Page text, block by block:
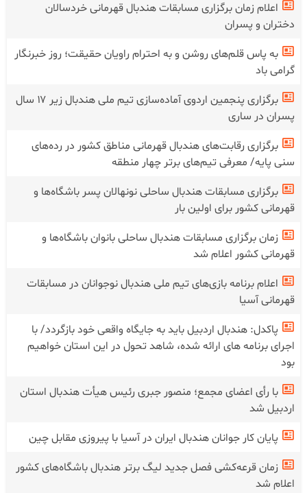
اعلام زمان برگزاری مسابقات هندبال قهرمانی خردسالان
دختران و پسران
به پاس قلم‌های روشن و به احترام راویان حقیقت؛ روز خبرنگار
گرامی باد
برگزاری پنجمین اردوی آماده‌سازی تیم ملی هندبال زیر ۱۷ سال
پسران در ساری
برگزاری رقابت‌های هندبال قهرمانی مناطق کشور در رده‌های
سنی پایه/ معرفی تیم‌های برتر چهار منطقه
برگزاری مسابقات هندبال ساحلی نونهالان پسر باشگاه‌ها و
قهرمانی کشور برای اولین بار
زمان برگزاری مسابقات هندبال ساحلی بانوان باشگاه‌ها و
قهرمانی کشور اعلام شد
اعلام برنامه بازی‌های تیم ملی هندبال نوجوانان در مسابقات
قهرمانی آسیا
پاکدل: هندبال اردبیل باید به جایگاه واقعی خود بازگردد/ با
اجرای برنامه های ارائه شده، شاهد تحول در این استان خواهیم
بود
با رأی اعضای مجمع؛ منصور جبری رئیس هیأت هندبال استان
اردبیل شد
پایان کار جوانان هندبال ایران در آسیا با پیروزی مقابل چین
زمان قرعه‌کشی فصل جدید لیگ برتر هندبال باشگاه‌های کشور
اعلام شد